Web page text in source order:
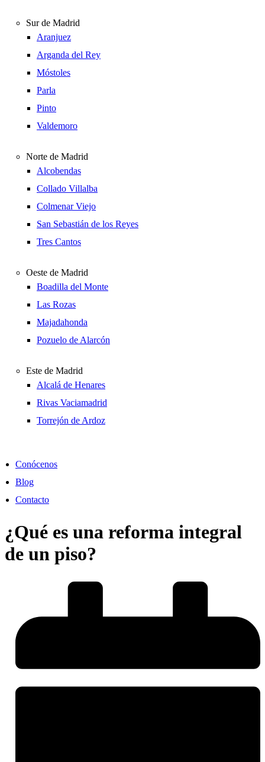
Sur de Madrid
Aranjuez
Arganda del Rey
Móstoles
Parla
Pinto
Valdemoro
Norte de Madrid
Alcobendas
Collado Villalba
Colmenar Viejo
San Sebastián de los Reyes
Tres Cantos
Oeste de Madrid
Boadilla del Monte
Las Rozas
Majadahonda
Pozuelo de Alarcón
Este de Madrid
Alcalá de Henares
Rivas Vaciamadrid
Torrejón de Ardoz
Conócenos
Blog
Contacto
¿Qué es una reforma integral
de un piso?